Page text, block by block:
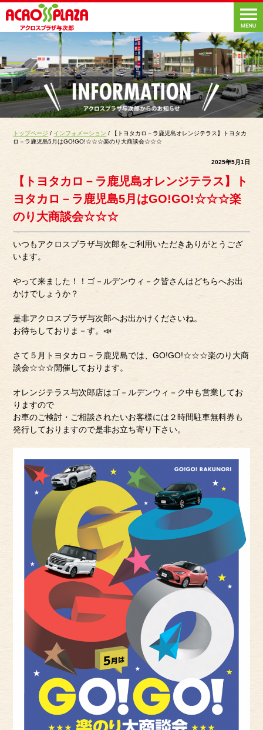
トップページ / インフォメーション / 【トヨタカロ－ラ鹿児島オレンジテラス】トヨタカ
ロ－ラ鹿児島5月はGO!GO!☆☆☆楽のり大商談会☆☆☆
2025年5月1日
【トヨタカロ－ラ鹿児島オレンジテラス】ト
ヨタカロ－ラ鹿児島5月はGO!GO!☆☆☆楽
のり大商談会☆☆☆
いつもアクロスプラザ与次郎をご利用いただきありがとうござ
います。
やって来ました！！ゴ－ルデンウィ－ク皆さんはどちらへお出
かけでしょうか？
是非アクロスプラザ与次郎へお出かけくださいね。
お待ちしておりま－す。📣
さて５月トヨタカロ－ラ鹿児島では、GO!GO!☆☆☆楽のり大商
談会☆☆☆開催しております。
オレンジテラス与次郎店はゴ－ルデンウィ－ク中も営業してお
りますので
お車のご検討・ご相談されたいお客様には２時間駐車無料券も
発行しておりますので是非お立ち寄り下さい。